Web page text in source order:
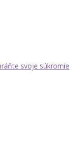
svoje súkromie